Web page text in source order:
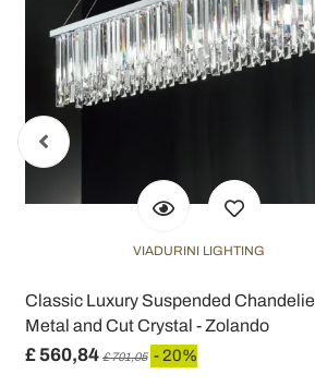
VIADURINI LIGHTING
Classic Luxury Suspended
Metal and Cut Crystal - Zolando
£ 560,84 £ 701,05 - 20%